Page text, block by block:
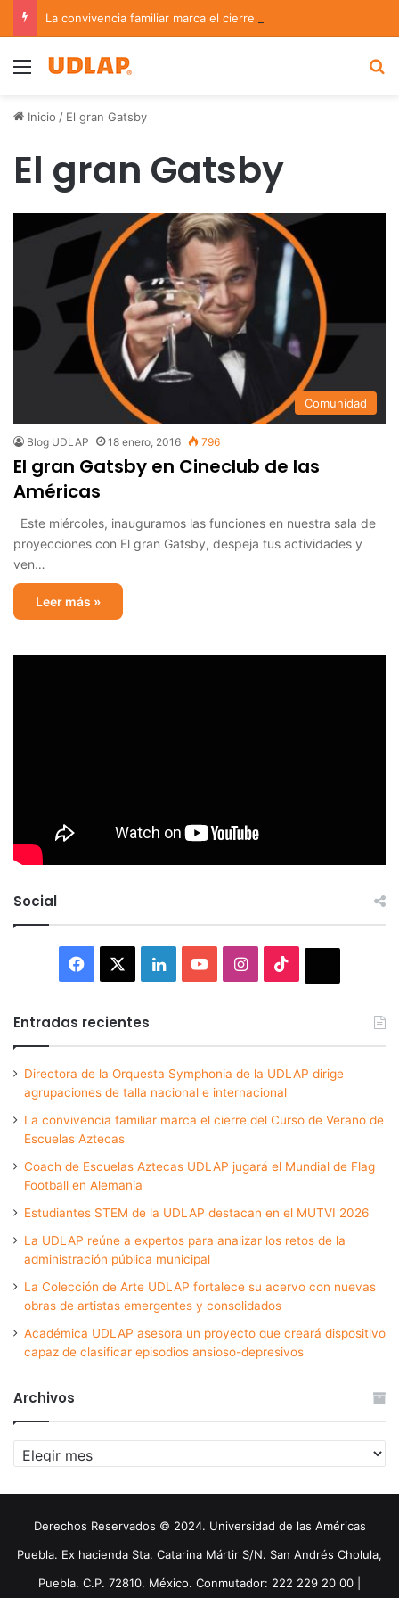
Menu
Inicio / El gran Gatsby
El gran Gatsby
Comunidad
Blog UDLAP 18 enero, 2016 796
El gran Gatsby en Cineclub de las
Américas
Este miércoles, inauguramos las funciones en nuestra sala de
proyecciones con El gran Gatsby, despeja tus actividades y
ven…
Leer más »
Social
Facebook LinkedInYouTubeInstagram
Entradas recientes
Directora de la Orquesta Symphonia de la UDLAP dirige
agrupaciones de talla nacional e internacional
La convivencia familiar marca el cierre del Curso de Verano de
Escuelas Aztecas
Coach de Escuelas Aztecas UDLAP jugará el Mundial de Flag
Football en Alemania
Estudiantes STEM de la UDLAP destacan en el MUTVI 2026
La UDLAP reúne a expertos para analizar los retos de la
administración pública municipal
La Colección de Arte UDLAP fortalece su acervo con nuevas
obras de artistas emergentes y consolidados
Académica UDLAP asesora un proyecto que creará dispositivo
capaz de clasificar episodios ansioso-depresivos
Archivos
Archivos
Derechos Reservados © 2024. Universidad de las Américas
Puebla. Ex hacienda Sta. Catarina Mártir S/N. San Andrés Cholula,
Puebla. C.P. 72810. México. Conmutador: 222 229 20 00 |